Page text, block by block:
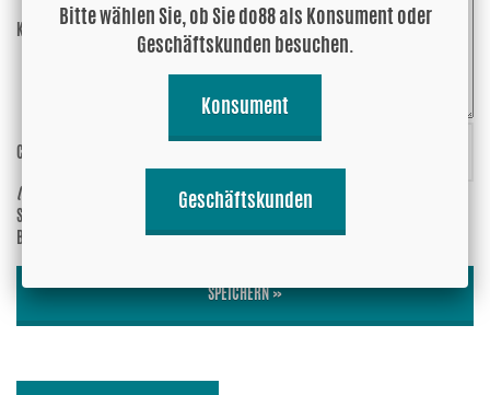
Kommentar:
Code eingeben:
(anti-spam)
Soll Ihre E-Mail-Adresse mit der
Bewertung angezeigt werden?
Ja
Nein
SPEICHERN »
Bitte wählen Sie, ob Sie do88 als Konsument oder
Geschäftskunden besuchen.
Konsument
Geschäftskunden